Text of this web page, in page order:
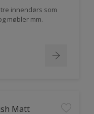
innendørs som
møbler mm.
Matt